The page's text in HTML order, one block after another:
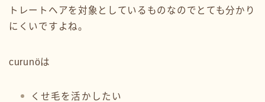
トレートヘアを対象としているものなのでとても分かり
にくいですよね。
curunöは
くせ毛を活かしたい